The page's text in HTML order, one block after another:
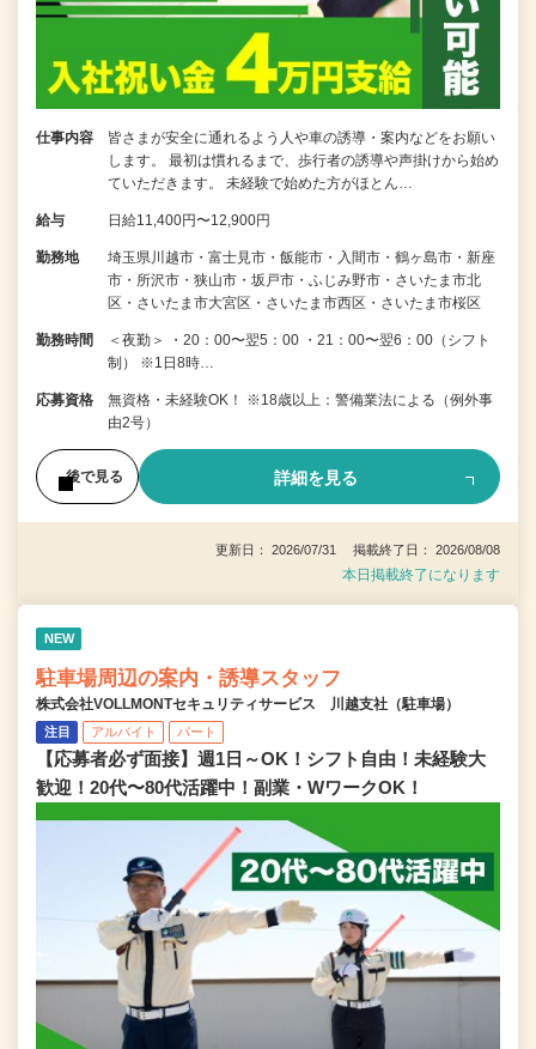
仕事内容
皆さまが安全に通れるよう人や車の誘導・案内などをお願い
します。 最初は慣れるまで、歩行者の誘導や声掛けから始め
ていただきます。 未経験で始めた方がほとん…
給与 日給11,400円〜12,900円
勤務地
埼玉県川越市・富士見市・飯能市・入間市・鶴ヶ島市・新座
市・所沢市・狭山市・坂戸市・ふじみ野市・さいたま市北
区・さいたま市大宮区・さいたま市西区・さいたま市桜区
勤務時間
＜夜勤＞ ・20：00〜翌5：00 ・21：00〜翌6：00（シフト
制） ※1日8時…
応募資格
無資格・未経験OK！ ※18歳以上：警備業法による（例外事
由2号）
後で見る 詳細を見る
更新日： 2026/07/31 掲載終了日： 2026/08/08
本日掲載終了になります
NEW
駐車場周辺の案内・誘導スタッフ
株式会社VOLLMONTセキュリティサービス 川越支社（駐車場）
注目 アルバイト パート
【応募者必ず面接】週1日～OK！シフト自由！未経験大
歓迎！20代〜80代活躍中！副業・WワークOK！